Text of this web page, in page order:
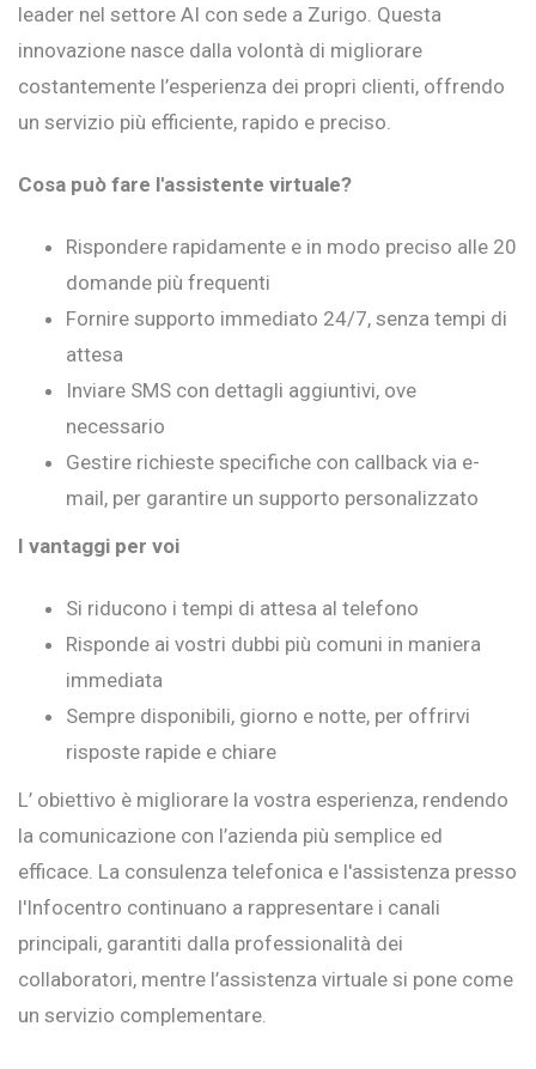
leader nel settore AI con sede a Zurigo. Questa
innovazione nasce dalla volontà di migliorare
costantemente l’esperienza dei propri clienti, offrendo
un servizio più efficiente, rapido e preciso.
Cosa può fare l'assistente virtuale?
Rispondere rapidamente e in modo preciso alle 20
domande più frequenti
Fornire supporto immediato 24/7, senza tempi di
attesa
Inviare SMS con dettagli aggiuntivi, ove
necessario
Gestire richieste specifiche con callback via e-
mail, per garantire un supporto personalizzato
I vantaggi per voi
Si riducono i tempi di attesa al telefono
Risponde ai vostri dubbi più comuni in maniera
immediata
Sempre disponibili, giorno e notte, per offrirvi
risposte rapide e chiare
L’ obiettivo è migliorare la vostra esperienza, rendendo
la comunicazione con l’azienda più semplice ed
efficace. La consulenza telefonica e l'assistenza presso
l'Infocentro continuano a rappresentare i canali
principali, garantiti dalla professionalità dei
collaboratori, mentre l’assistenza virtuale si pone come
un servizio complementare.